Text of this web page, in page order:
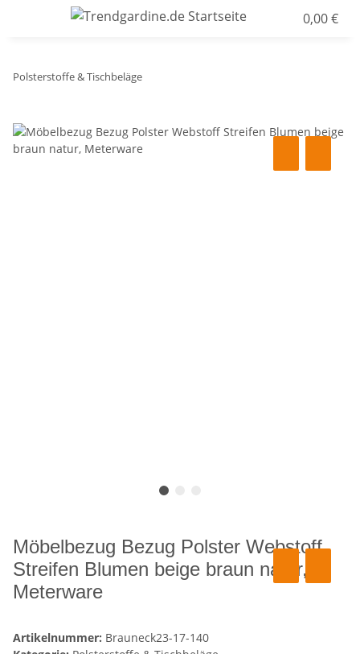
0,00 €
Polsterstoffe & Tischbeläge
Möbelbezug Bezug Polster Webstoff
Streifen Blumen beige braun natur,
Meterware
Artikelnummer: Brauneck23-17-140